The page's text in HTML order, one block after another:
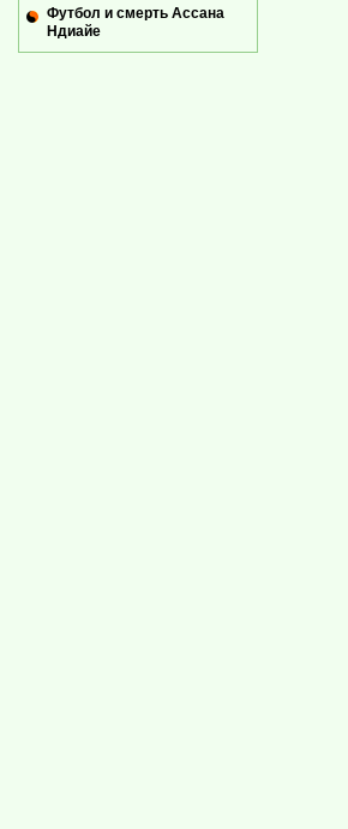
Футбол и смерть Ассана
Ндиайе